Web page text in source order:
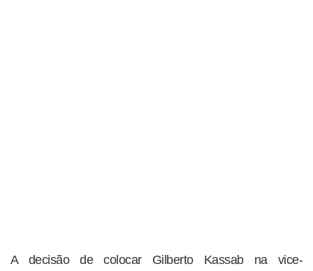
A decisão de colocar Gilberto Kassab na vice-